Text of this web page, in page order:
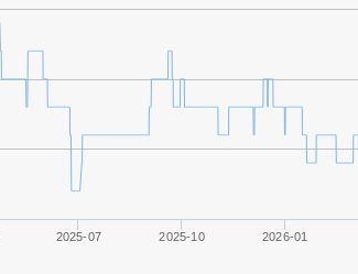
2025-07 2025-10 2026-01